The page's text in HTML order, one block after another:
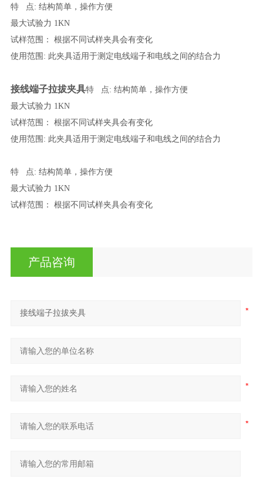
特 点: 结构简单，操作方便
最大试验力 1KN
试样范围： 根据不同试样夹具会有变化
使用范围: 此夹具适用于测定电线端子和电线之间的结合力
接线端子拉拔夹具特 点: 结构简单，操作方便
最大试验力 1KN
试样范围： 根据不同试样夹具会有变化
使用范围: 此夹具适用于测定电线端子和电线之间的结合力
特 点: 结构简单，操作方便
最大试验力 1KN
试样范围： 根据不同试样夹具会有变化
产品咨询